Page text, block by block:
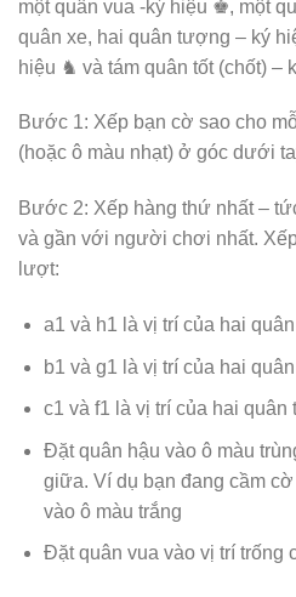
một quân vua -ký hiệu ♚, một
quân xe, hai quân tượng – ký
hiệu ♞ và tám quân tốt (chốt) –
Bước 1: Xếp bạn cờ sao cho
(hoặc ô màu nhạt) ở góc dưới
Bước 2: Xếp hàng thứ nhất –
và gần với người chơi nhất.
lượt:
a1 và h1 là vị trí của hai
b1 và g1 là vị trí của hai
c1 và f1 là vị trí của hai quân
Đặt quân hậu vào ô màu
giữa. Ví dụ bạn đang cầm
vào ô màu trắng
Đặt quân vua vào vị trí trống